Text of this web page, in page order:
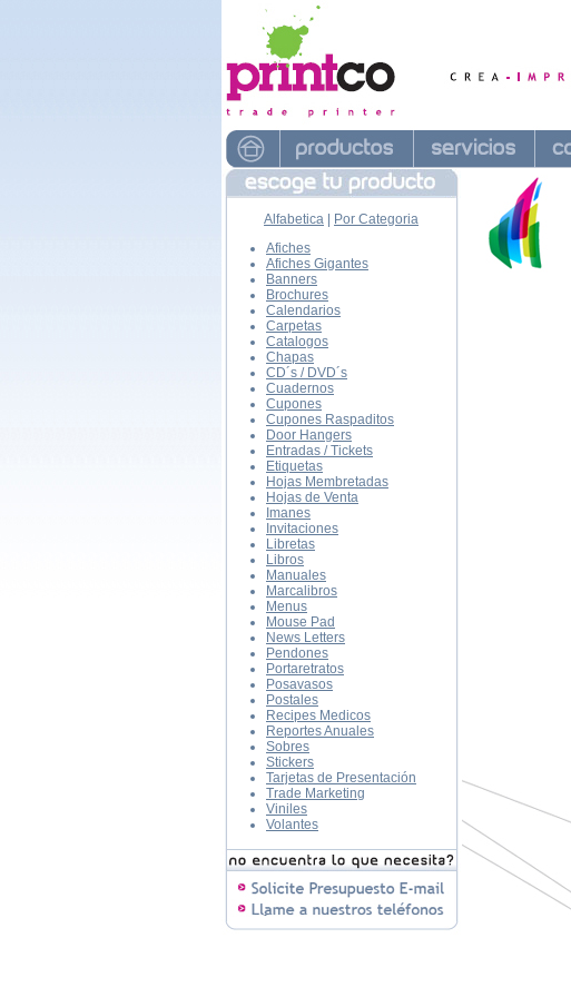
Alfabetica
Por Categoria
Afiches
Afiches Gigantes
Banners
Brochures
Calendarios
Carpetas
Catalogos
Chapas
CD´s / DVD´s
Cuadernos
Cupones
Cupones Raspaditos
Door Hangers
Entradas / Tickets
Etiquetas
Hojas Membretadas
Hojas de Venta
Imanes
Invitaciones
Libretas
Libros
Manuales
Marcalibros
Menus
Mouse Pad
News Letters
Pendones
Portaretratos
Posavasos
Postales
Recipes Medicos
Reportes Anuales
Sobres
Stickers
Tarjetas de Presentación
Trade Marketing
Viniles
Volantes